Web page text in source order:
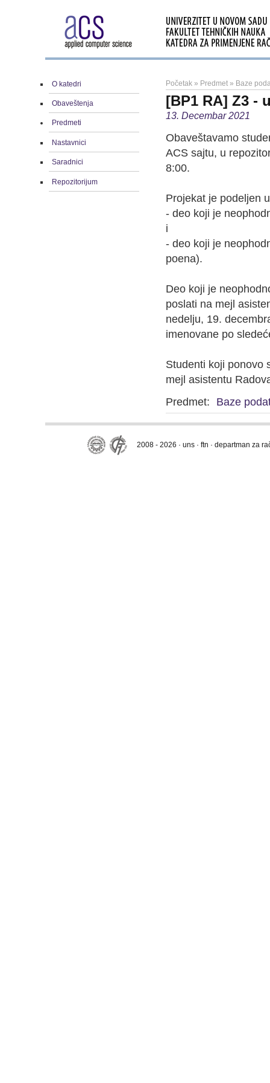
O katedri
Obaveštenja
Predmeti
Nastavnici
Saradnici
Repozitorijum
Početak » Predmet » Baze
[BP1 RA] Z3 -
13. Decembar 2021
Obaveštavamo
ACS sajtu, u
8:00.
Projekat je podeljen
- deo koji je
i
- deo koji je
poena).
Deo koji je
poslati na mejl
nedelju, 19.
imenovane po
Studenti koji ponovo
mejl asistentu
Predmet:
Baze
2008 - 2026 · uns · ftn · departman za